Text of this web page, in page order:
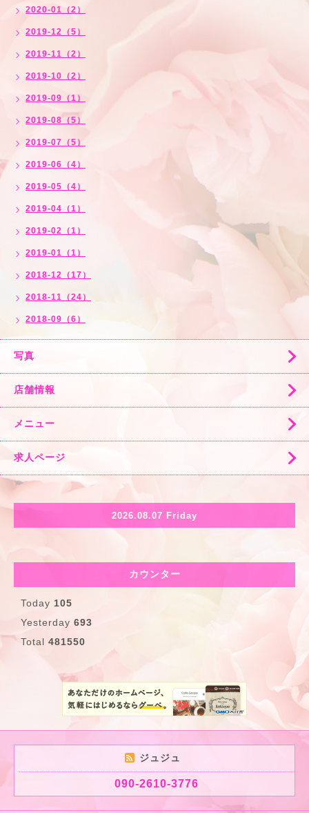
2020-01（2）
2019-12（5）
2019-11（2）
2019-10（2）
2019-09（1）
2019-08（5）
2019-07（5）
2019-06（4）
2019-05（4）
2019-04（1）
2019-02（1）
2019-01（1）
2018-12（17）
2018-11（24）
2018-09（6）
写真
店舗情報
メニュー
求人ページ
2026.08.07 Friday
カウンター
Today 105
Yesterday 693
Total 481550
ジュジュ
090-2610-3776